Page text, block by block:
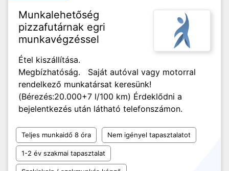
Munkalehetőség
pizzafutárnak egri
munkavégzéssel
Étel kiszállítása.
Megbízhatóság. Saját autóval vagy motorral
rendelkező munkatársat keresünk!
(Bérezés:20.000+7 l/100 km) Érdeklődni a
bejelentkezés után látható telefonszámon.
Teljes munkaidő 8 óra Nem igényel tapasztalatot
1-2 év szakmai tapasztalat